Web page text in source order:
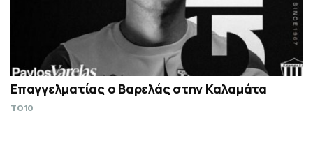
Επαγγελματίας ο Βαρελάς στην Καλαμάτα
TO10